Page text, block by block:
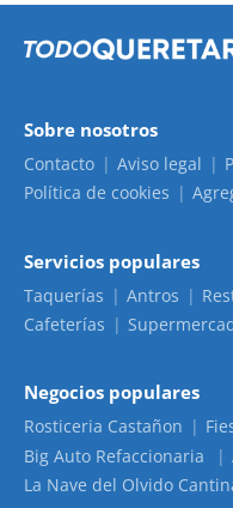
Sobre nosotros
Contacto Aviso legal
Política de cookies
Servicios populares
Taquerías Antros
Cafeterías
Negocios populares
Rosticeria Castañon
Big Auto Refaccionaria
La Nave del Olvido